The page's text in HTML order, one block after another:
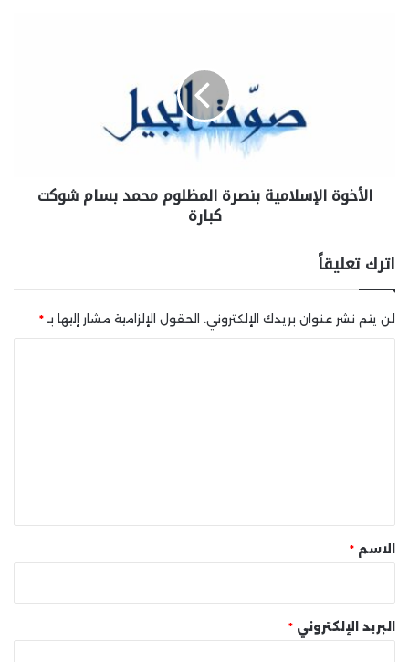
الأخوة الإسلامية بنصرة المظلوم محمد بسام شوكت
كبارة
اترك تعليقاً
لن يتم نشر عنوان بريدك الإلكتروني. الحقول الإلزامية مشار إليها بـ*
* الاسم *
البريد الإلكتروني *